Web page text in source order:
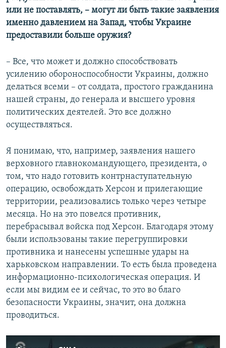
или не поставлять, – могут ли быть такие заявления
именно давлением на Запад, чтобы Украине
предоставили больше оружия?
– Все, что может и должно способствовать
усилению обороноспособности Украины, должно
делаться всеми – от солдата, простого гражданина
нашей страны, до генерала и высшего уровня
политических деятелей. Это все должно
осуществляться.
Я понимаю, что, например, заявления нашего
верховного главнокомандующего, президента, о
том, что надо готовить контрнаступательную
операцию, освобождать Херсон и прилегающие
территории, реализовались только через четыре
месяца. Но на это повелся противник,
перебрасывал войска под Херсон. Благодаря этому
были использованы такие перегруппировки
противника и нанесены успешные удары на
харьковском направлении. То есть была проведена
информационно-психологическая операция. И
если мы видим ее и сейчас, то это во благо
безопасности Украины, значит, она должна
проводиться.